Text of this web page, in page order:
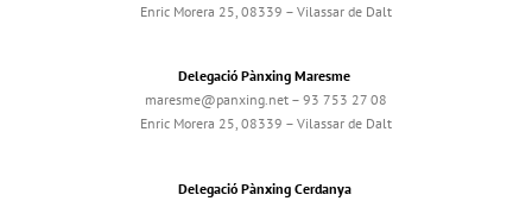
Enric Morera 25, 08339 – Vilassar de Dalt
Delegació Pànxing Maresme
maresme@panxing.net – 93 753 27 08
Enric Morera 25, 08339 – Vilassar de Dalt
Delegació Pànxing Cerdanya